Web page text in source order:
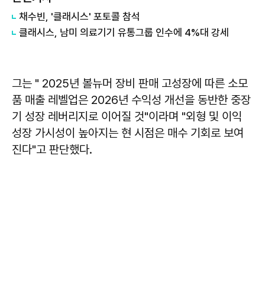
채수빈, '클래시스' 포토콜 참석
클래시스, 남미 의료기기 유통그룹 인수에 4%대 강세
그는 " 2025년 볼뉴머 장비 판매 고성장에 따른 소모
품 매출 레벨업은 2026년 수익성 개선을 동반한 중장
기 성장 레버리지로 이어질 것"이라며 "외형 및 이익
성장 가시성이 높아지는 현 시점은 매수 기회로 보여
진다"고 판단했다.